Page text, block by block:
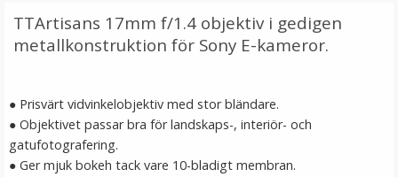
JJC Mjuk avtryckarknapp konkav Soft release button -
Guld
★ ★ ★ ★
69 kr
LÄGG I VARUKORG
TTArtisans 17mm f/1.4 objektiv i gedigen
metallkonstruktion för Sony E-kameror.
● Prisvärt vidvinkelobjektiv med stor bländare.
● Objektivet passar bra för landskaps-, interiör- och
gatufotografering.
● Ger mjuk bokeh tack vare 10-bladigt membran.